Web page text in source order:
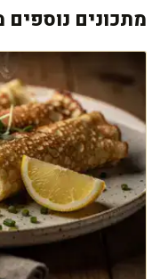
מתכונים